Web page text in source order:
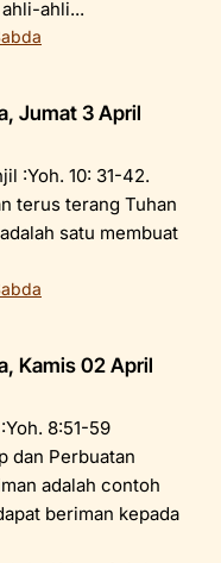
ahli...
Jumat 3 April
:Yoh. 10: 31-42.
terus terang Tuhan
satu membuat
Kamis 02 April
8:51-59
dan Perbuatan
adalah contoh
beriman kepada